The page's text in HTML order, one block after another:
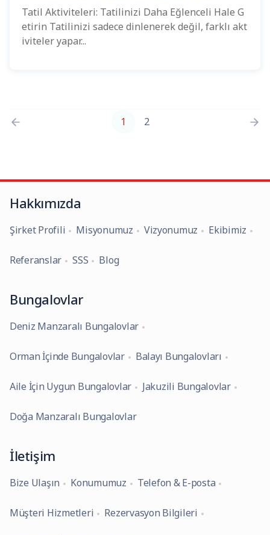
Eğlenceli Aktiviteler
Tatil Aktiviteleri: Tatilinizi Daha Eğlenceli Hale G
etirin Tatilinizi sadece dinlenerek değil, farklı akt
iviteler yapar...
1 2
Hakkımızda
Şirket Profili Misyonumuz Vizyonumuz Ekibimiz
Referanslar SSS Blog
Bungalovlar
Deniz Manzaralı Bungalovlar
Orman İçinde Bungalovlar Balayı Bungalovları
Aile İçin Uygun Bungalovlar Jakuzili Bungalovlar
Doğa Manzaralı Bungalovlar
İletişim
Bize Ulaşın Konumumuz Telefon & E-posta
Müşteri Hizmetleri Rezervasyon Bilgileri